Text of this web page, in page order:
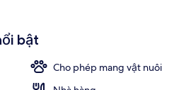
bật
Cho phép mang vật nuôi